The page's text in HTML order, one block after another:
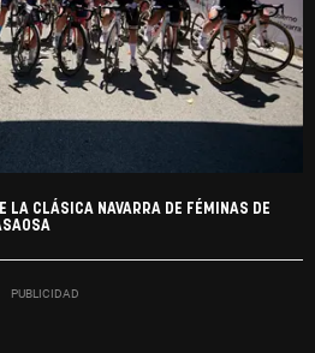
LA CLÁSICA NAVARRA DE FÉMINAS DE